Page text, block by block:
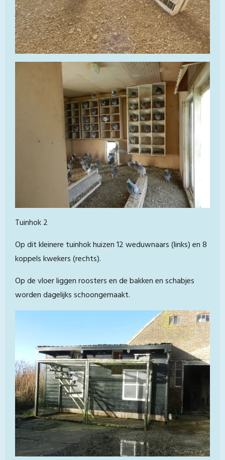
Tuinhok 2
Op dit kleinere tuinhok huizen 12 weduwnaars (links) en 8
koppels kwekers (rechts).
Op de vloer liggen roosters en de bakken en schabjes
worden dagelijks schoongemaakt.